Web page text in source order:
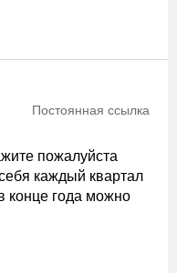
Постоянная ссылка
пожалуйста
каждый квартал
конце года можно